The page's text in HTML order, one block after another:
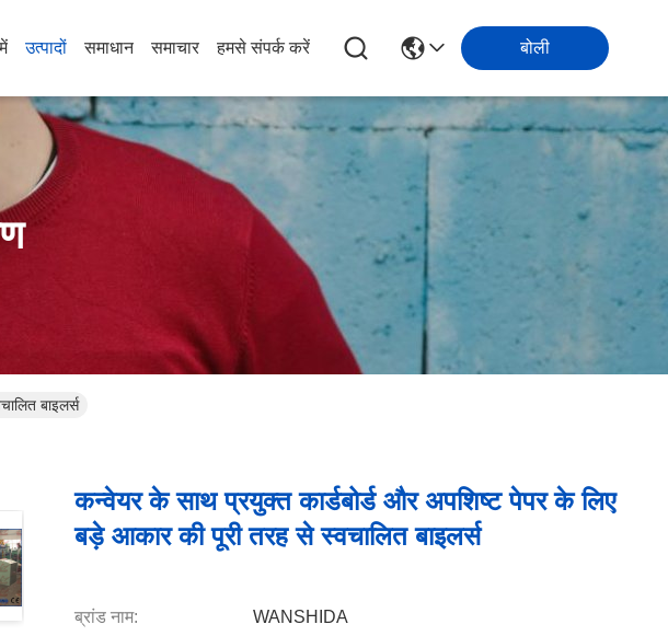
उत्पादों समाधान समाचार हमसे संपर्क करें बोली
बाइलर्स
कन्वेयर के साथ प्रयुक्त कार्डबोर्ड और अपशिष्ट पेपर के लिए
बड़े आकार की पूरी तरह से स्वचालित बाइलर्स
ब्रांड नाम: WANSHIDA